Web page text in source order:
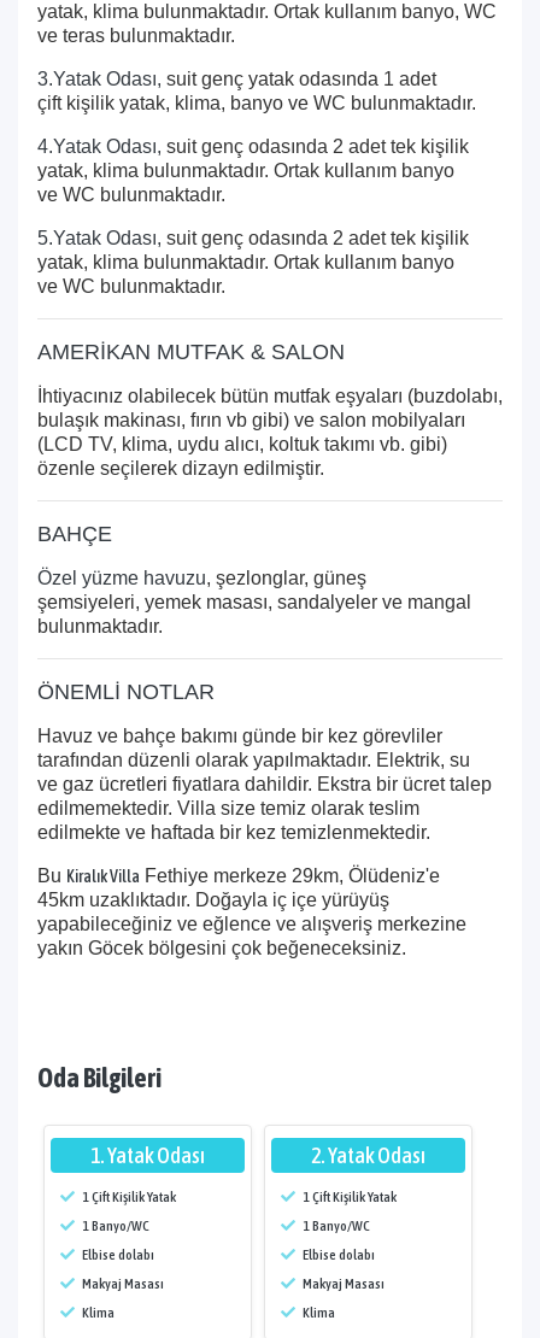
yatak, klima bulunmaktadır. Ortak kullanım banyo, WC
ve teras bulunmaktadır.
3.Yatak Odası, suit genç yatak odasında 1 adet
çift kişilik yatak, klima, banyo ve WC bulunmaktadır.
4.Yatak Odası, suit genç odasında 2 adet tek kişilik
yatak, klima bulunmaktadır. Ortak kullanım banyo
ve WC bulunmaktadır.
5.Yatak Odası, suit genç odasında 2 adet tek kişilik
yatak, klima bulunmaktadır. Ortak kullanım banyo
ve WC bulunmaktadır.
AMERİKAN MUTFAK & SALON
İhtiyacınız olabilecek bütün mutfak eşyaları (buzdolabı,
bulaşık makinası, fırın vb gibi) ve salon mobilyaları
(LCD TV, klima, uydu alıcı, koltuk takımı vb. gibi)
özenle seçilerek dizayn edilmiştir.
BAHÇE
Özel yüzme havuzu, şezlonglar, güneş
şemsiyeleri, yemek masası, sandalyeler ve mangal
bulunmaktadır.
ÖNEMLİ NOTLAR
Havuz ve bahçe bakımı günde bir kez görevliler
tarafından düzenli olarak yapılmaktadır. Elektrik, su
ve gaz ücretleri fiyatlara dahildir. Ekstra bir ücret talep
edilmemektedir. Villa size temiz olarak teslim
edilmekte ve haftada bir kez temizlenmektedir.
Bu Kiralık Villa Fethiye merkeze 29km, Ölüdeniz'e
45km uzaklıktadır. Doğayla iç içe yürüyüş
yapabileceğiniz ve eğlence ve alışveriş merkezine
yakın Göcek bölgesini çok beğeneceksiniz.
Oda Bilgileri
1. Yatak Odası
1 Çift Kişilik Yatak
1 Banyo/WC
Elbise dolabı
Makyaj Masası
Klima
2. Yatak Odası
1 Çift Kişilik Yatak
1 Banyo/WC
Elbise dolabı
Makyaj Masası
Klima